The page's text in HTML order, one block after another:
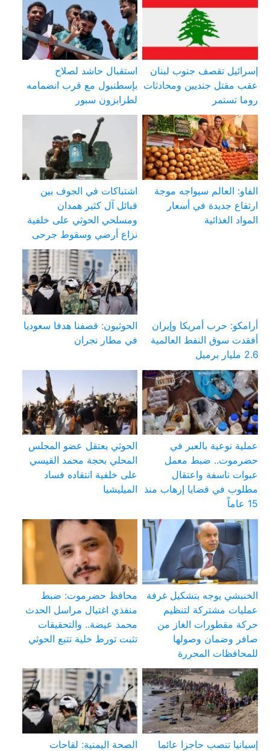
إسرائيل تقصف جنوب لبنان
عقب مقتل جنديين ومحادثات
روما تستمر
استقبال حاشد لصلاح
بإسطنبول مع قرب انضمامه
لطرابزون سبور
الفاو: العالم سيواجه موجة
ارتفاع جديدة في أسعار
المواد الغذائية
اشتباكات في الجوف بين
قبائل آل كثير همدان
ومسلحي الحوثي على خلفية
نزاع أرضي وسقوط جرحى
أرامكو: حرب أمريكا وإيران
أفقدت سوق النفط العالمية
2.6 مليار برميل
الحوثيون: قصفنا هدفا سعوديا
في مطار نجران
عملية نوعية بالعبر في
حضرموت.. ضبط معمل
عبوات ناسفة واعتقال
مطلوب في قضايا إرهاب منذ
15 عاماً
الحوثي يعتقل عضو المجلس
المحلي بحجة محمد القيسي
على خلفية انتقاده فساد
الميليشيا
الخنبشي يوجه بتشكيل غرفة
عمليات مشتركة لتنظيم
حركة مقطورات الغاز من
صافر وضمان وصولها
للمحافظات المحررة
محافظ حضرموت: ضبط
منفذي اغتيال مراسل الحدث
محمد عيضة.. والتحقيقات
تثبت تورط خلية تتبع الحوثي
إسبانيا تنصب حاجزا عائما
الصحة اليمنية: لقاحات